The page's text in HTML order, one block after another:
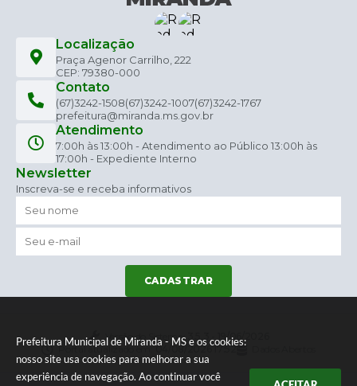
Prefeitura Municipal de Miranda - MS e os cookies:
nosso site usa cookies para melhorar a sua
experiência de navegação. Ao continuar você
Localização
Praça Agenor Carrilho, 222
CEP: 79380-000
Contato
(67)3242-1508(67)3242-1007(67)3242-1767
prefeitura@miranda.ms.gov.br
Atendimento
7:00h às 13:00h - Atendimento ao Público 13:00h às
17:00h - Expediente Interno
Newsletter
Inscreva-se e receba informativos
CADASTRAR
Versão do Sistema:
3.5.3 - 19/06/2026
Portal atualizado em:04/08/2026 17:52